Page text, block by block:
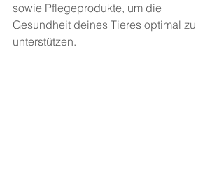
sowie Pflegeprodukte, um die
Gesundheit deines Tieres optimal zu
unterstützen.